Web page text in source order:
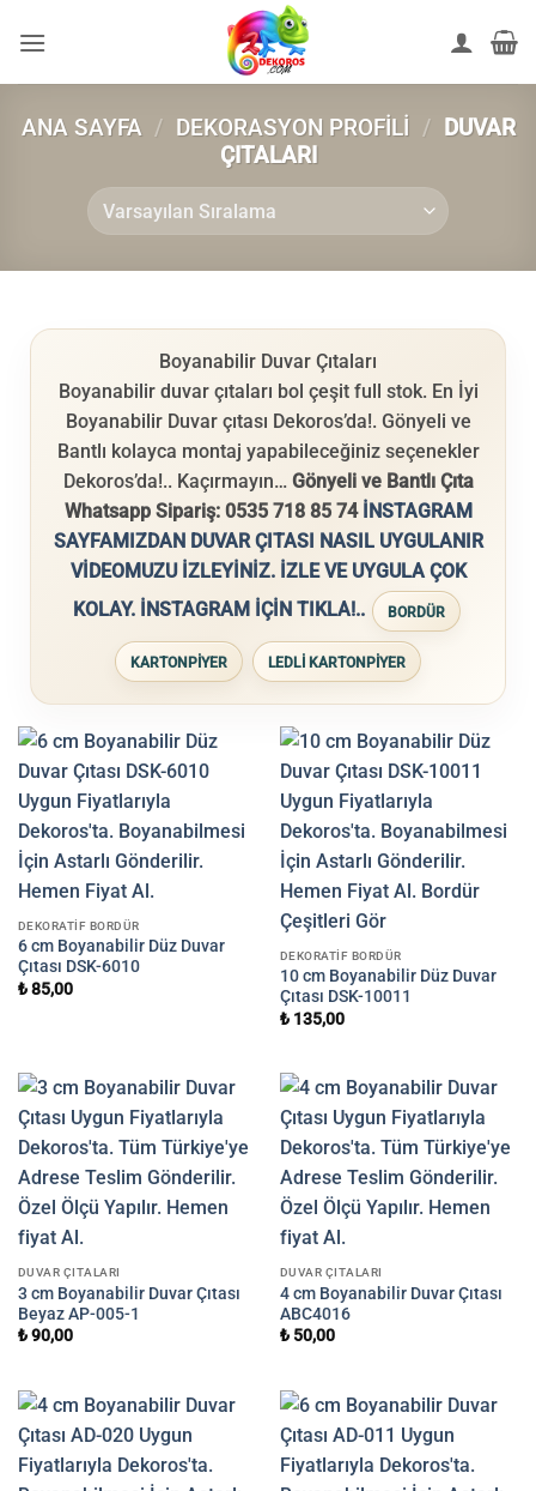
atla
ANA SAYFA / DEKORASYON PROFILI /
DUVAR
ÇITALARI
Boyanabilir Duvar Çıtaları
Boyanabilir duvar çıtaları bol çeşit full stok. En İyi
Boyanabilir Duvar çıtası Dekoros’da!. Gönyeli ve
Bantlı kolayca montaj yapabileceğiniz seçenekler
Dekoros’da!.. Kaçırmayın… Gönyeli ve Bantlı Çıta
Whatsapp Sipariş: 0535 718 85 74 İNSTAGRAM
SAYFAMIZDAN DUVAR ÇITASI NASIL UYGULANIR
VİDEOMUZU İZLEYİNİZ. İZLE VE UYGULA ÇOK
KOLAY. İNSTAGRAM İÇİN TIKLA!..
BORDÜR
KARTONPİYER LEDLİ KARTONPİYER
DEKORATIF BORDÜR
6 cm Boyanabilir Düz Duvar
Çıtası DSK-6010
₺85,00
DEKORATIF BORDÜR
10 cm Boyanabilir Düz Duvar
Çıtası DSK-10011
₺135,00
DUVAR ÇITALARI
3 cm Boyanabilir Duvar Çıtası
Beyaz AP-005-1
₺90,00
DUVAR ÇITALARI
4 cm Boyanabilir Duvar Çıtası
ABC4016
₺50,00